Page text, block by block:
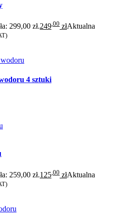
299,00 zł.249 ,00 złAktualna
4 sztuki
259,00 zł.125 ,00 złAktualna